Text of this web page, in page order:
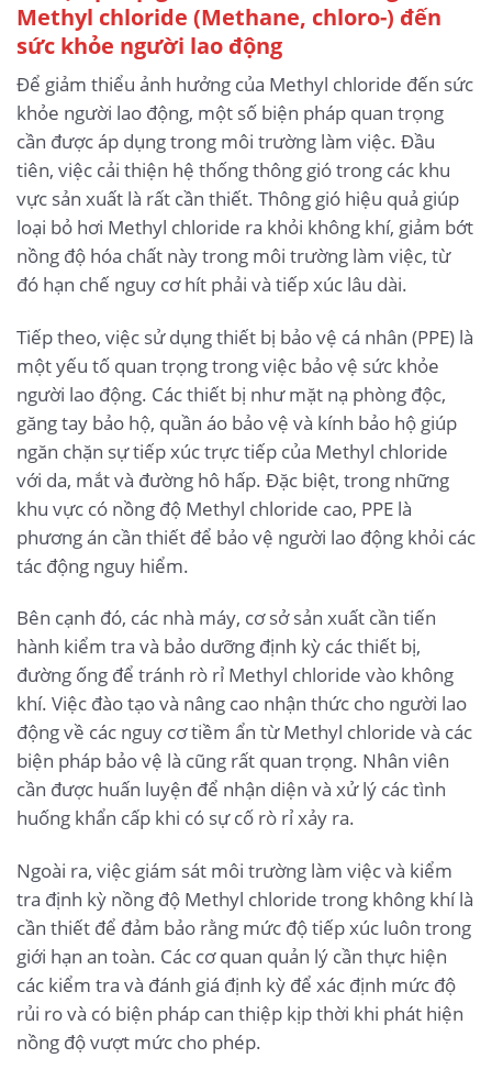
Methyl chloride (Methane, chloro-) đến
sức khỏe người lao động
Để giảm thiểu ảnh hưởng của Methyl chloride đến sức
khỏe người lao động, một số biện pháp quan trọng
cần được áp dụng trong môi trường làm việc. Đầu
tiên, việc cải thiện hệ thống thông gió trong các khu
vực sản xuất là rất cần thiết. Thông gió hiệu quả giúp
loại bỏ hơi Methyl chloride ra khỏi không khí, giảm bớt
nồng độ hóa chất này trong môi trường làm việc, từ
đó hạn chế nguy cơ hít phải và tiếp xúc lâu dài.
Tiếp theo, việc sử dụng thiết bị bảo vệ cá nhân (PPE) là
một yếu tố quan trọng trong việc bảo vệ sức khỏe
người lao động. Các thiết bị như mặt nạ phòng độc,
găng tay bảo hộ, quần áo bảo vệ và kính bảo hộ giúp
ngăn chặn sự tiếp xúc trực tiếp của Methyl chloride
với da, mắt và đường hô hấp. Đặc biệt, trong những
khu vực có nồng độ Methyl chloride cao, PPE là
phương án cần thiết để bảo vệ người lao động khỏi các
tác động nguy hiểm.
Bên cạnh đó, các nhà máy, cơ sở sản xuất cần tiến
hành kiểm tra và bảo dưỡng định kỳ các thiết bị,
đường ống để tránh rò rỉ Methyl chloride vào không
khí. Việc đào tạo và nâng cao nhận thức cho người lao
động về các nguy cơ tiềm ẩn từ Methyl chloride và các
biện pháp bảo vệ là cũng rất quan trọng. Nhân viên
cần được huấn luyện để nhận diện và xử lý các tình
huống khẩn cấp khi có sự cố rò rỉ xảy ra.
Ngoài ra, việc giám sát môi trường làm việc và kiểm
tra định kỳ nồng độ Methyl chloride trong không khí là
cần thiết để đảm bảo rằng mức độ tiếp xúc luôn trong
giới hạn an toàn. Các cơ quan quản lý cần thực hiện
các kiểm tra và đánh giá định kỳ để xác định mức độ
rủi ro và có biện pháp can thiệp kịp thời khi phát hiện
nồng độ vượt mức cho phép.